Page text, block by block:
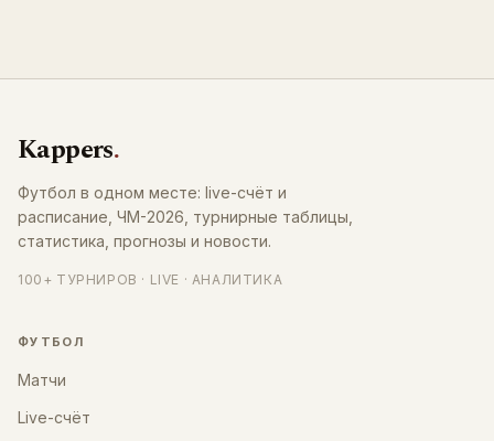
Kappers.
Футбол в одном месте: live-счёт и
расписание, ЧМ-2026, турнирные таблицы,
статистика, прогнозы и новости.
100+ ТУРНИРОВ · LIVE · АНАЛИТИКА
ФУТБОЛ
Матчи
Live-счёт